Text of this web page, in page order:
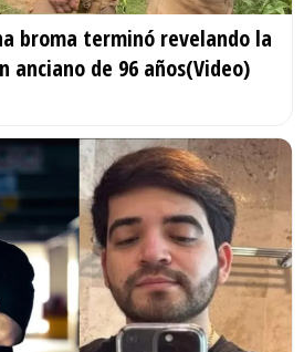
broma terminó revelando la
anciano de 96 años(Video)